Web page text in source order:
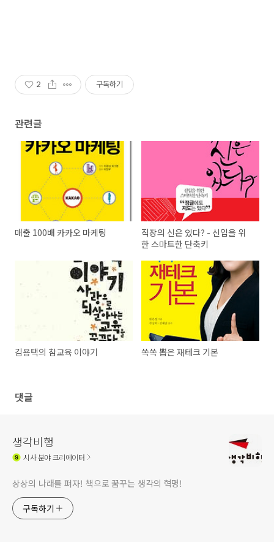
2 구독하기
관련글
매출 100배 카카오 마케팅
직장의 신은 있다? - 신입을 위
한 스마트한 단축키
김용택의 참교육 이야기 쏙쏙 뽑은 재테크 기본
댓글
생각비행
시사분야 크리에이터
상상의 나래를 펴자! 책으로 꿈꾸는 생각의 혁명!
구독하기